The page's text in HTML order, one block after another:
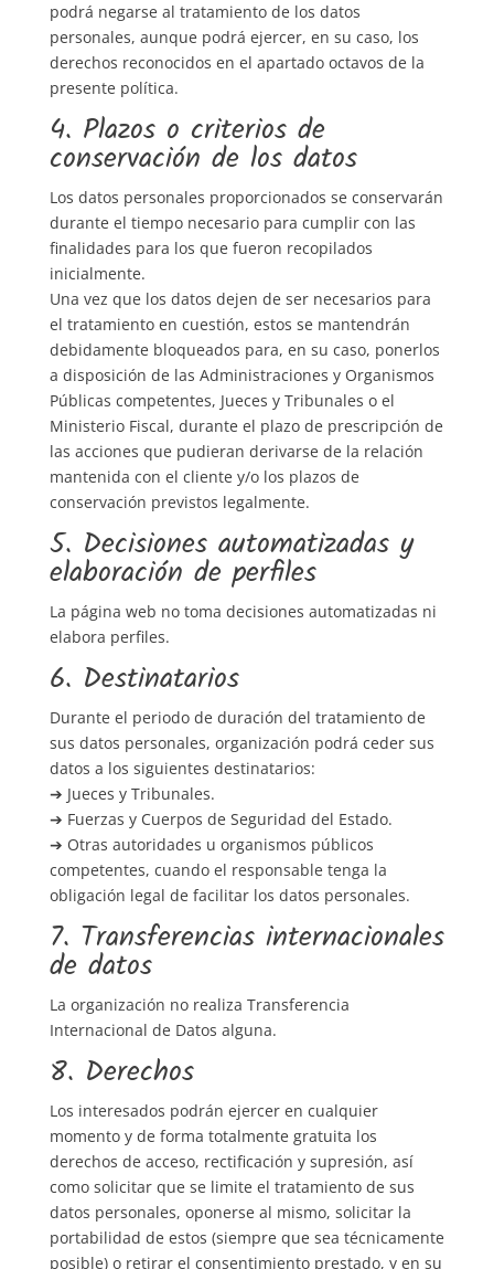
podrá negarse al tratamiento de los datos
personales, aunque podrá ejercer, en su caso, los
derechos reconocidos en el apartado octavos de la
presente política.
4. Plazos o criterios de
conservación de los datos
Los datos personales proporcionados se conservarán
durante el tiempo necesario para cumplir con las
finalidades para los que fueron recopilados
inicialmente.
Una vez que los datos dejen de ser necesarios para
el tratamiento en cuestión, estos se mantendrán
debidamente bloqueados para, en su caso, ponerlos
a disposición de las Administraciones y Organismos
Públicas competentes, Jueces y Tribunales o el
Ministerio Fiscal, durante el plazo de prescripción de
las acciones que pudieran derivarse de la relación
mantenida con el cliente y/o los plazos de
conservación previstos legalmente.
5. Decisiones automatizadas y
elaboración de perfiles
La página web no toma decisiones automatizadas ni
elabora perfiles.
6. Destinatarios
Durante el periodo de duración del tratamiento de
sus datos personales, organización podrá ceder sus
datos a los siguientes destinatarios:
➔ Jueces y Tribunales.
➔ Fuerzas y Cuerpos de Seguridad del Estado.
➔ Otras autoridades u organismos públicos
competentes, cuando el responsable tenga la
obligación legal de facilitar los datos personales.
7. Transferencias internacionales
de datos
La organización no realiza Transferencia
Internacional de Datos alguna.
8. Derechos
Los interesados podrán ejercer en cualquier
momento y de forma totalmente gratuita los
derechos de acceso, rectificación y supresión, así
como solicitar que se limite el tratamiento de sus
datos personales, oponerse al mismo, solicitar la
portabilidad de estos (siempre que sea técnicamente
posible) o retirar el consentimiento prestado, y en su